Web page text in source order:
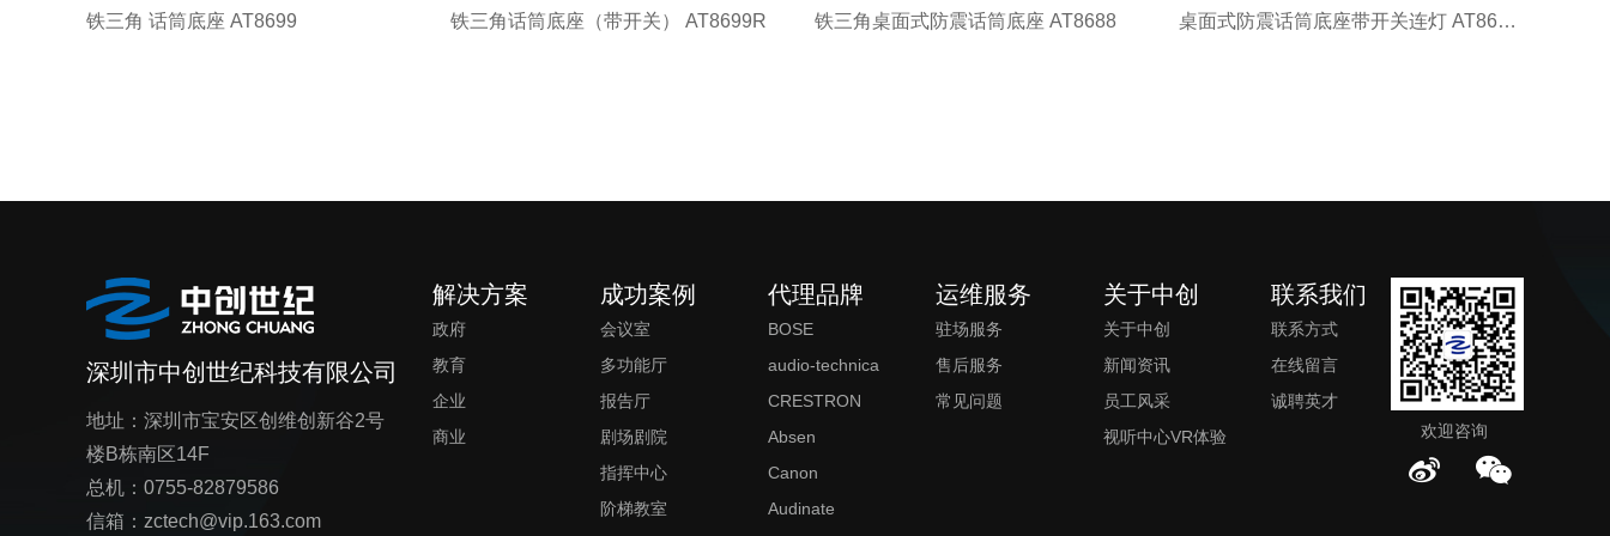
铁三角 话筒底座 AT8699 铁三角话筒底座（带开关） AT8699R 铁三角桌面式防震话筒底座 AT8688 桌面式防震话筒底座带开关连灯 AT8688S
深圳市中创世纪科技有限公司
地址：深圳市宝安区创维创新谷2号
楼B栋南区14F
总机：0755-82879586
信箱：zctech@vip.163.com
解决方案
政府
教育
企业
商业
成功案例
会议室
多功能厅
报告厅
剧场剧院
指挥中心
阶梯教室
代理品牌
BOSE
audio-technica
CRESTRON
Absen
Canon
Audinate
运维服务
驻场服务
售后服务
常见问题
关于中创
关于中创
新闻资讯
员工风采
视听中心VR体验
联系我们
联系方式
在线留言
诚聘英才
欢迎咨询